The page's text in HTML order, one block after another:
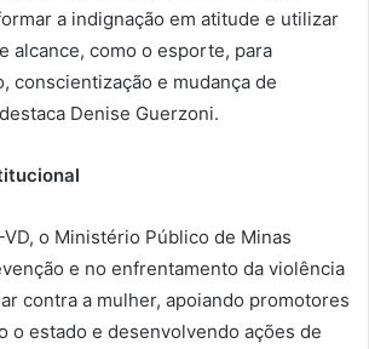
a indignação em atitude e utilizar
alcance, como o esporte, para
conscientização e mudança de
Denise Guerzoni.
o Ministério Público de Minas
e no enfrentamento da violência
contra a mulher, apoiando promotores
o estado e desenvolvendo ações de